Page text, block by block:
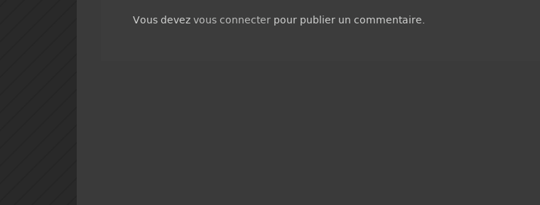
Vous devezvous connecter pour publier un commentaire.